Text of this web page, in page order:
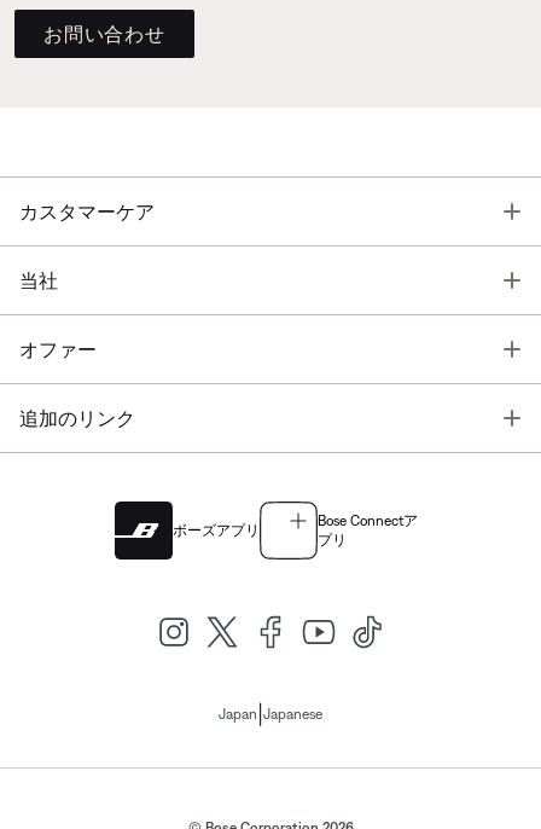
お問い合わせ
カスタマーケア
当社
オファー
追加のリンク
ボーズアプリ
Bose Connectア
プリ
Japan Japanese